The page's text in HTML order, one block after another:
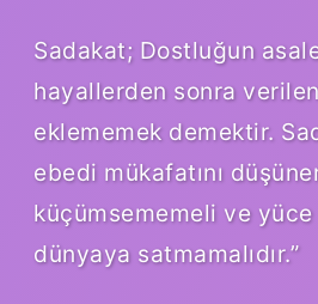
Sadakat; Dostluğun
hayallerden sonra
eklememek demektir.
ebedi mükafatını
küçümsememeli ve
dünyaya satmamalıdır.”